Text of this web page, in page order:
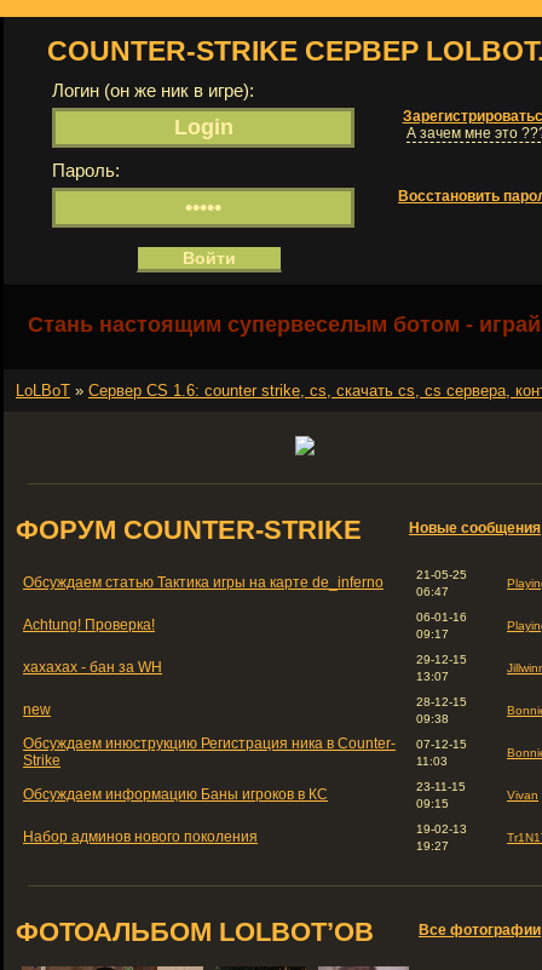
COUNTER-STRIKE СЕРВЕР
Логин (он же ник в игре):
А зачем мне это
Пароль:
Восстановить
Стань настоящим супервеселым ботом -
LoLBoT » Сервер СS 1.6: counter strike, cs, скачать cs, cs сервера,
Новые сообщения
ФОРУМ COUNTER-STRIKE
Обсуждаем статью Тактика игры на карте de_inferno
21-05-25
06:47
Achtung! Проверка!
06-01-16
09:17
хахахах - бан за WH
29-12-15
13:07
new
28-12-15
09:38
Обсуждаем инюструкцию Регистрация ника в Counter-
Strike
07-12-15
11:03
Обсуждаем информацию Баны игроков в КС
23-11-15
09:15
Vivan
Набор админов нового поколения
19-02-13
19:27
Все фотографии
ФОТОАЛЬБОМ LOLBOT’ОВ